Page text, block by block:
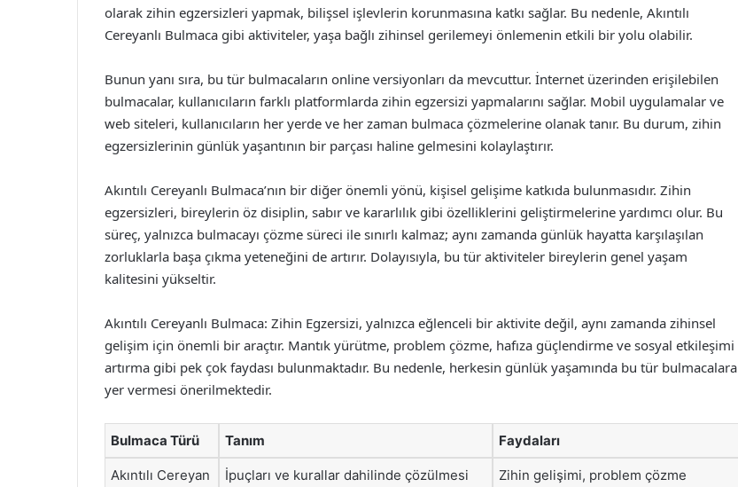
olarak zihin egzersizleri yapmak, bilişsel işlevlerin korunmasına katkı sağlar. Bu nedenle, Akıntılı
Cereyanlı Bulmaca gibi aktiviteler, yaşa bağlı zihinsel gerilemeyi önlemenin etkili bir yolu olabilir.
Bunun yanı sıra, bu tür bulmacaların online versiyonları da mevcuttur. İnternet üzerinden erişilebilen
bulmacalar, kullanıcıların farklı platformlarda zihin egzersizi yapmalarını sağlar. Mobil uygulamalar ve
web siteleri, kullanıcıların her yerde ve her zaman bulmaca çözmelerine olanak tanır. Bu durum, zihin
egzersizlerinin günlük yaşantının bir parçası haline gelmesini kolaylaştırır.
Akıntılı Cereyanlı Bulmaca’nın bir diğer önemli yönü, kişisel gelişime katkıda bulunmasıdır. Zihin
egzersizleri, bireylerin öz disiplin, sabır ve kararlılık gibi özelliklerini geliştirmelerine yardımcı olur. Bu
süreç, yalnızca bulmacayı çözme süreci ile sınırlı kalmaz; aynı zamanda günlük hayatta karşılaşılan
zorluklarla başa çıkma yeteneğini de artırır. Dolayısıyla, bu tür aktiviteler bireylerin genel yaşam
kalitesini yükseltir.
Akıntılı Cereyanlı Bulmaca: Zihin Egzersizi, yalnızca eğlenceli bir aktivite değil, aynı zamanda zihinsel
gelişim için önemli bir araçtır. Mantık yürütme, problem çözme, hafıza güçlendirme ve sosyal etkileşimi
artırma gibi pek çok faydası bulunmaktadır. Bu nedenle, herkesin günlük yaşamında bu tür bulmacalara
yer vermesi önerilmektedir.
Bulmaca Türü Tanım Faydaları
Akıntılı Cereyan
İpuçları ve kurallar dahilinde çözülmesi
Zihin gelişimi, problem çözme